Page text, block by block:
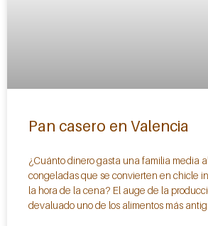
Pan casero en Valencia
¿Cuánto dinero gasta una familia media
congeladas que se convierten en chicle
la hora de la cena? El auge de la
devaluado uno de los alimentos más